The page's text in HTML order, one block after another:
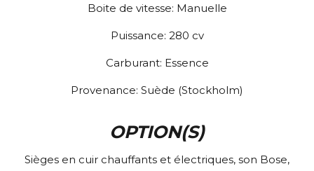
Boite de vitesse: Manuelle
Puissance: 280 cv
Carburant: Essence
Provenance: Suède (Stockholm)
OPTION(S)
Sièges en cuir chauffants et électriques, son Bose,